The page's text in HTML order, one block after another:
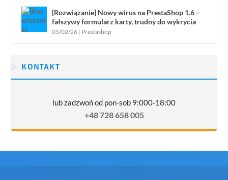
[Rozwiązanie] Nowy wirus na PrestaShop 1.6 –
fałszywy formularz karty, trudny do wykrycia
05/02/26 | Prestashop
KONTAKT
lub zadzwoń od pon-sob 9:000-18:00
+48 728 658 005